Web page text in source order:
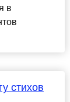
в
стихов